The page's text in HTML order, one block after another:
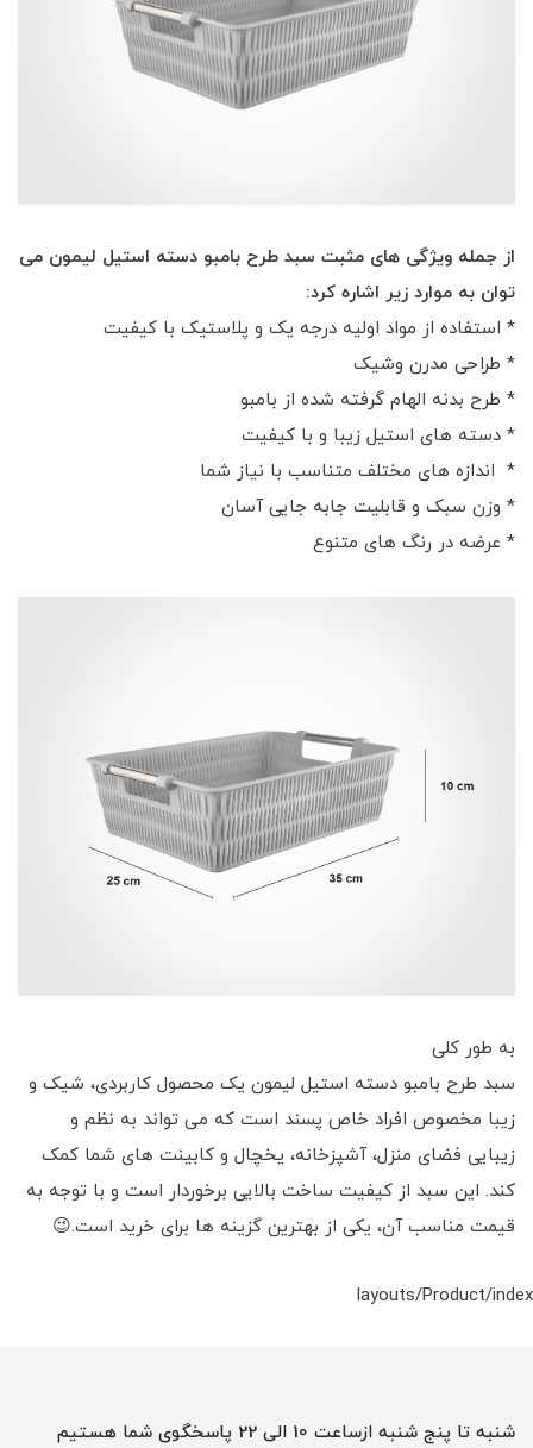
از جمله ویژگی های مثبت سبد طرح بامبو دسته استیل لیمون می
توان به موارد زیر اشاره کرد:
* استفاده از مواد اولیه درجه یک و پلاستیک با کیفیت
* طراحی مدرن وشیک
* طرح بدنه الهام گرفته شده از بامبو
* دسته های استیل زیبا و با کیفیت
* اندازه های مختلف متناسب با نیاز شما
* وزن سبک و قابلیت جابه جایی آسان
* عرضه در رنگ های متنوع
به طور کلی
سبد طرح بامبو دسته استیل لیمون یک محصول کاربردی، شیک و
زیبا مخصوص افراد خاص پسند است که می تواند به نظم و
زیبایی فضای منزل، آشپزخانه، یخچال و کابینت های شما کمک
کند. این سبد از کیفیت ساخت بالایی برخوردار است و با توجه به
قیمت مناسب آن، یکی از بهترین گزینه ها برای خرید است.😉
layouts/Product/index
شنبه تا پنج شنبه ازساعت 10 الی 22 پاسخگوی شما هستیم